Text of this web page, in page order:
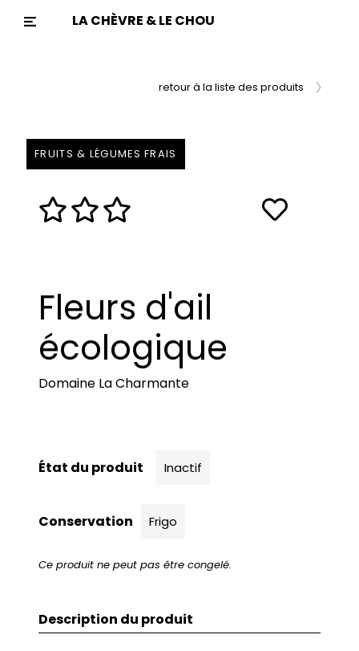
LA CHÈVRE & LE CHOU
FRUITS & LÉGUMES FRAIS
retour à la liste des produits
Fleurs d'ail
écologique
Domaine La Charmante
État du produit Inactif
Conservation Frigo
Ce produit ne peut pas être congelé.
Description du produit